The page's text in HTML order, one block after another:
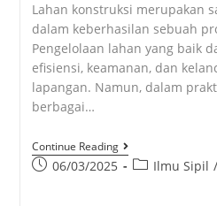
Lahan konstruksi merupakan
dalam keberhasilan sebuah
Pengelolaan lahan yang baik
efisiensi, keamanan, dan
lapangan. Namun, dalam
berbagai…
Continue Reading
06/03/2025 Ilmu Sipil /